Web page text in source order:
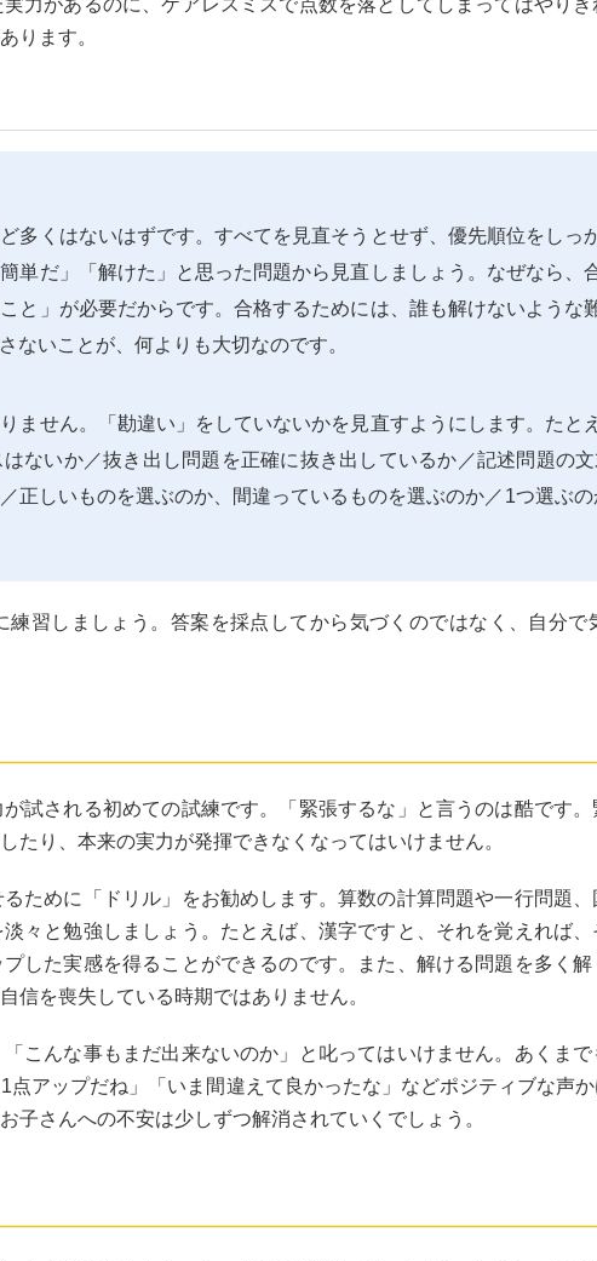
力があるのに、ケアレスミスで点数を落としてしまってはやり
ります。
多くはないはずです。すべてを見直そうとせず、優先順位をしっ
単だ」「解けた」と思った問題から見直しましょう。なぜなら、
と」が必要だからです。合格するためには、誰も解けないような
ないことが、何よりも大切なのです。
ません。「勘違い」をしていないかを見直すようにします。たと
ないか／抜き出し問題を正確に抜き出しているか／記述問題の
正しいものを選ぶのか、間違っているものを選ぶのか／1つ選ぶ
習しましょう。答案を採点してから気づくのではなく、自分で
試される初めての試練です。「緊張するな」と言うのは酷です
たり、本来の実力が発揮できなくなってはいけません。
ために「ドリル」をお勧めします。算数の計算問題や一行問題
々と勉強しましょう。たとえば、漢字ですと、それを覚えれば
した実感を得ることができるのです。また、解ける問題を多く
信を喪失している時期ではありません。
こんな事もまだ出来ないのか」と叱ってはいけません。あくま
アップだね」「いま間違えて良かったな」などポジティブな声
子さんへの不安は少しずつ解消されていくでしょう。